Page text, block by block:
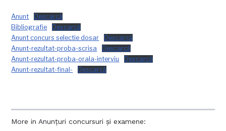
More in Anunțuri concursuri și examene:
Anunt
Descarcă
Bibliografie
Descarcă
Anunt concurs selectie dosar
Descarcă
Anunt-rezultat-proba-scrisa
Descarcă
Anunt-rezultat-proba-orala-interviu
Descarcă
Anunt-rezultat-final-
Descarcă